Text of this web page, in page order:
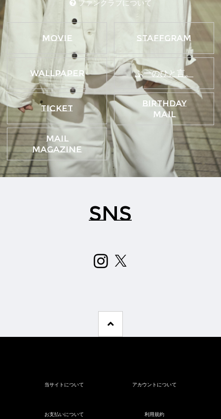
ファンクラブについて
MOVIE STAFFGRAM
WALLPAPER ぷーのひと言。
TICKET
BIRTHDAY
MAIL
MAIL
MAGAZINE
SNS
当サイトについて アカウントについて
お支払いについて 利用規約